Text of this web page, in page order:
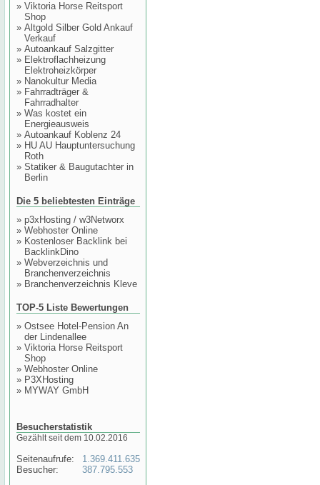
» Viktoria Horse Reitsport
Shop
» Altgold Silber Gold Ankauf
Verkauf
» Autoankauf Salzgitter
» Elektroflachheizung
Elektroheizkörper
» Nanokultur Media
» Fahrradträger &
Fahrradhalter
» Was kostet ein
Energieausweis
» Autoankauf Koblenz 24
» HU AU Hauptuntersuchung
Roth
» Statiker & Baugutachter in
Berlin
Die 5 beliebtesten Einträge
» p3xHosting / w3Networx
» Webhoster Online
» Kostenloser Backlink bei
BacklinkDino
» Webverzeichnis und
Branchenverzeichnis
» Branchenverzeichnis Kleve
TOP-5 Liste Bewertungen
» Ostsee Hotel-Pension An
der Lindenallee
» Viktoria Horse Reitsport
Shop
» Webhoster Online
» P3XHosting
» MYWAY GmbH
Besucherstatistik
Gezählt seit dem 10.02.2016
Seitenaufrufe:
Besucher:
1.369.411.635
387.795.553